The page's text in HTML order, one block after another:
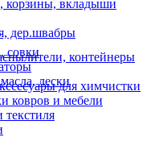
корзины, вкладыши
дер.швабры
совки
лески
контейнеры
для химчистки
ковров и мебели
текстиля